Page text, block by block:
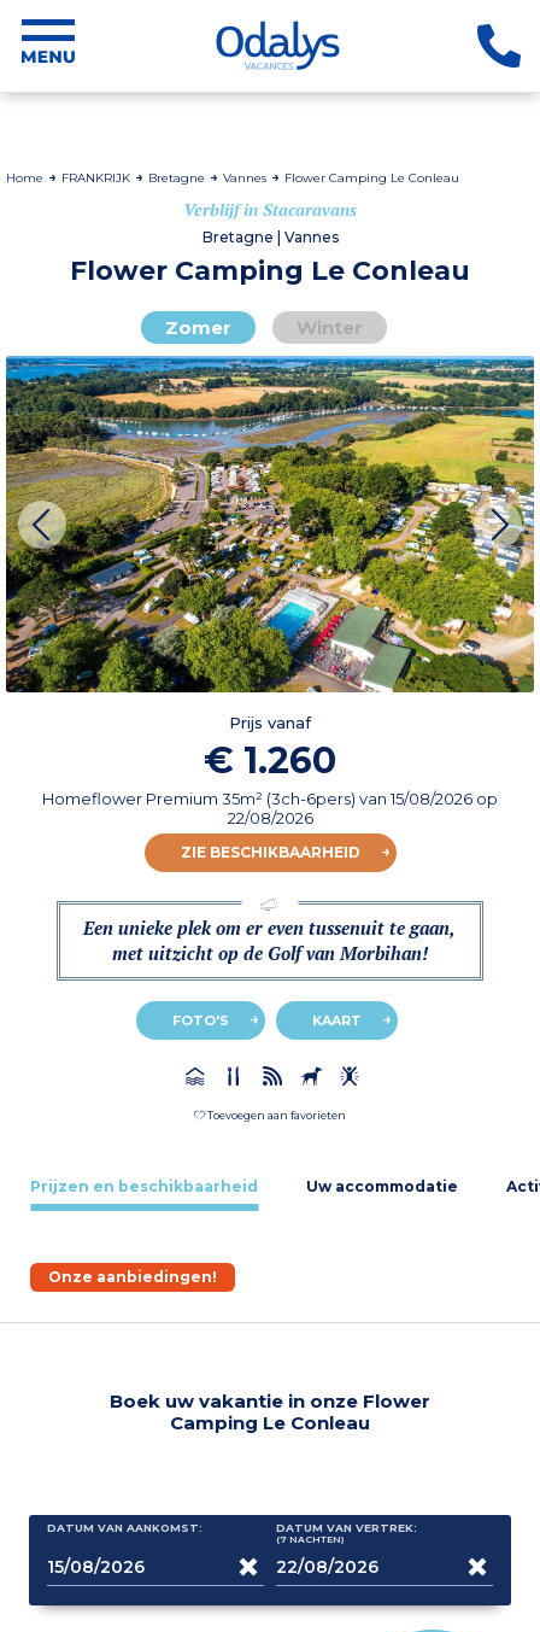
Home FRANKRIJK Bretagne Vannes Flower Camping Le Conleau
Verblijf in Stacaravans
Bretagne | Vannes
Flower Camping Le Conleau
Zomer Winter
Prijs vanaf
€ 1.260
Homeflower Premium 35m² (3ch-6pers) van15/08/2026 op
22/08/2026
ZIE BESCHIKBAARHEID
Een unieke plek om er even tussenuit te gaan,
met uitzicht op de Golf van Morbihan!
FOTO'S KAART
Toevoegen aan favorieten
Prijzen en beschikbaarheid Uw accommodatie
Onze aanbiedingen!
Boek uw vakantie in onze Flower
Camping Le Conleau
DATUM VAN AANKOMST: DATUM VAN VERTREK:
(7 NACHTEN)